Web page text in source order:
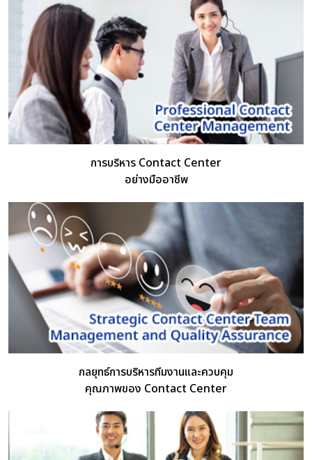
การบริหาร Contact Center
อย่างมืออาชีพ
กลยุทธ์การบริหารทีมงานและควบคุม
คุณภาพของ Contact Center